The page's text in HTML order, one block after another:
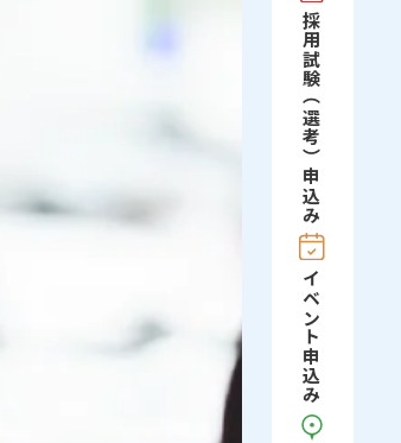
採用試験（選考）
申込み
イベント申込み